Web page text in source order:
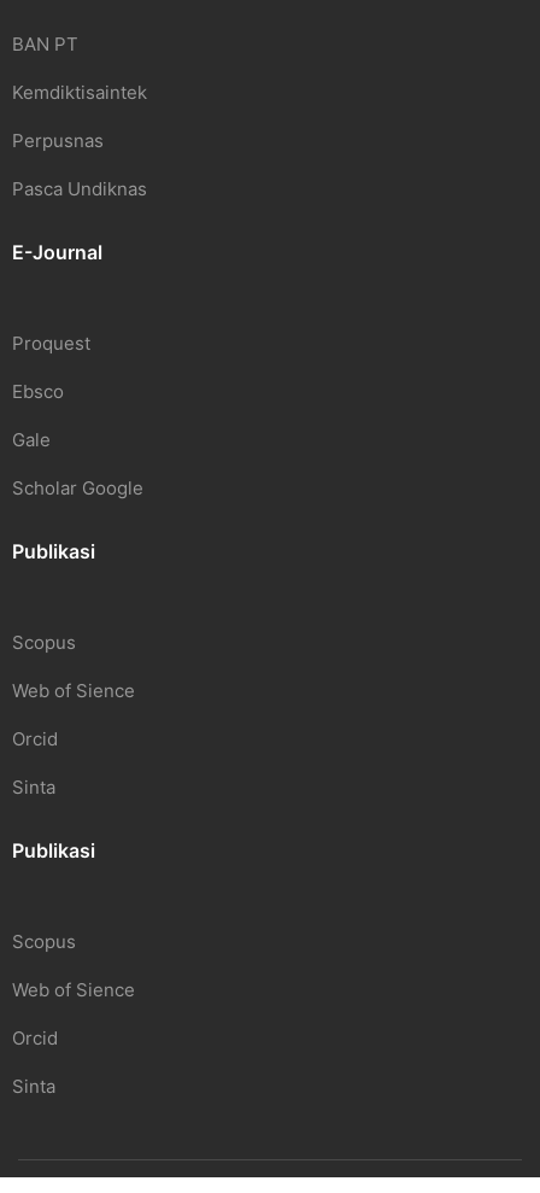
BAN PT
Kemdiktisaintek
Perpusnas
Pasca Undiknas
E-Journal
Proquest
Ebsco
Gale
Scholar Google
Publikasi
Scopus
Web of Sience
Orcid
Sinta
Publikasi
Scopus
Web of Sience
Orcid
Sinta